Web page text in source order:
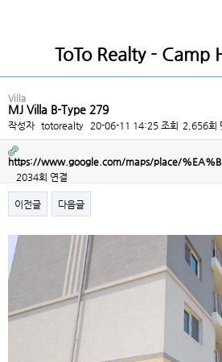
ToTo Realty - Camp
Villa
MJ Villa B-Type 279
작성자 totorealty 20-06-11 14:25 조회 2,656회
https://www.google.com/maps/place/
2034회 연결
이전글 다음글
본문